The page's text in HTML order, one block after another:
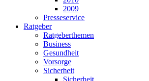
2009
Presseservice
Ratgeber
Ratgeberthemen
Business
Gesundheit
Vorsorge
Sicherheit
Sicherheit